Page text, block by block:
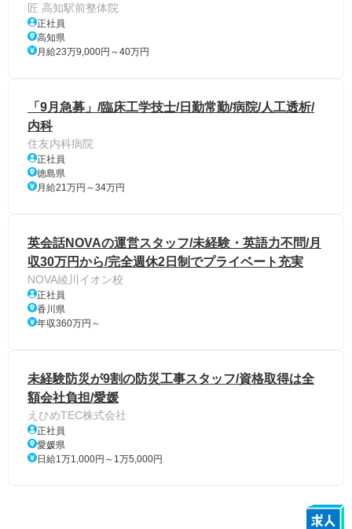
匠 高知駅前整体院
正社員
高知県
月給23万9,000円～40万円
「9月急募」/臨床工学技士/日勤常勤/病院/人工透析/
内科
住友内科病院
正社員
徳島県
月給21万円～34万円
英会話NOVAの運営スタッフ/未経験・英語力不問/月
収30万円から/完全週休2日制でプライベート充実
NOVA綾川イオン校
正社員
香川県
年収360万円～
未経験防災が9割の防災工事スタッフ/資格取得は全
額会社負担/愛媛
えひめTEC株式会社
正社員
愛媛県
日給1万1,000円～1万5,000円